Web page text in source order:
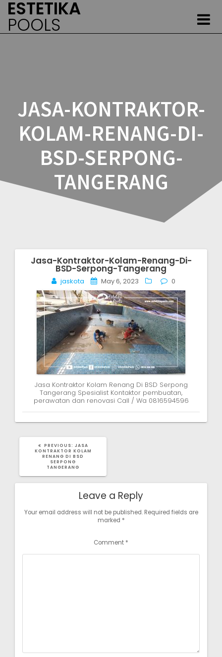
ESTETIKA
POOLS
JASA-KONTRAKTOR-
KOLAM-RENANG-DI-
BSD-SERPONG-
TANGERANG
Jasa-Kontraktor-Kolam-Renang-Di-
BSD-Serpong-Tangerang
jaskota May 6, 2023 0
Jasa Kontraktor Kolam Renang Di BSD Serpong
Tangerang Spesialist Kontaktor pembuatan,
perawatan dan renovasi Call / Wa 0816594596
Post
navigation
PREVIOUS: PREVIOUS
POST:
JASA
KONTRAKTOR KOLAM
RENANG DI BSD
SERPONG
TANGERANG
Leave a Reply
Your email address will not be published. Required fields are
marked *
Comment *